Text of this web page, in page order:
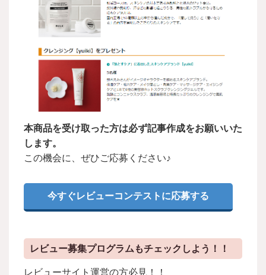
本商品を受け取った方は必ず記事作成をお願いいた
します。
この機会に、ぜひご応募ください♪
今すぐレビューコンテストに応募する
レビュー募集プログラムもチェックしよう！！
レビューサイト運営の方必見！！